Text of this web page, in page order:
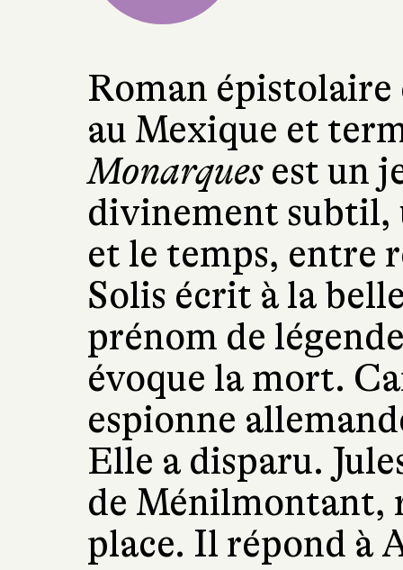
Roman
au Mexique et
Monarquesest un
divinement subtil,
et le temps, entre
Solis écrit à la
prénom de
évoque la mort.
espionne
Elle a disparu.
de Ménilmontant,
place. Il répond à